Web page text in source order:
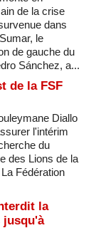
de la crise
dans
le
de gauche du
Sánchez, a...
de la FSF
Diallo
l'intérim
du
des Lions de la
Fédération
la
jusqu'à